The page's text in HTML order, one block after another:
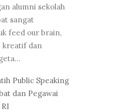
alumni sekolah
sangat
feed our brain,
kreatif dan
Public Speaking
dan Pegawai
RI